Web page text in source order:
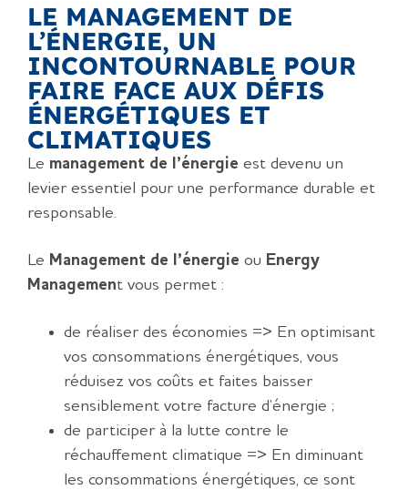
LE MANAGEMENT DE
L’ÉNERGIE, UN
INCONTOURNABLE POUR
FAIRE FACE AUX DÉFIS
ÉNERGÉTIQUES ET
CLIMATIQUES
Le management de l’énergie est devenu un
levier essentiel pour une performance durable et
responsable.
Le Management de l’énergie ou Energy
Management vous permet :
de réaliser des économies => En optimisant
vos consommations énergétiques, vous
réduisez vos coûts et faites baisser
sensiblement votre facture d’énergie ;
de participer à la lutte contre le
réchauffement climatique => En diminuant
les consommations énergétiques, ce sont